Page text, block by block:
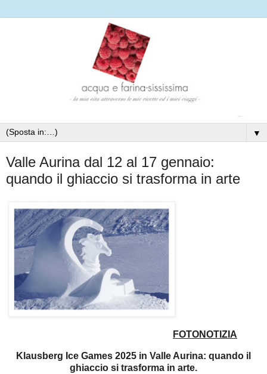
▼
Valle Aurina dal 12 al 17 gennaio:
quando il ghiaccio si trasforma in arte
FOTONOTIZIA
Klausberg Ice Games 2025 in Valle Aurina: quando il
ghiaccio si trasforma in arte.